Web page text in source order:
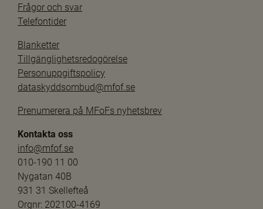
Frågor och svar
Telefontider
Blanketter
Tillgänglighetsredogörelse
Personuppgiftspolicy
dataskyddsombud@mfof.se
Prenumerera på MFoFs nyhetsbrev
Kontakta oss
info@mfof.se
010-190 11 00
Nygatan 40B
931 31 Skellefteå
Orgnr: 202100-4169